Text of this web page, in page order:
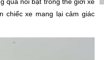
chiếc xe mang lại cảm giác